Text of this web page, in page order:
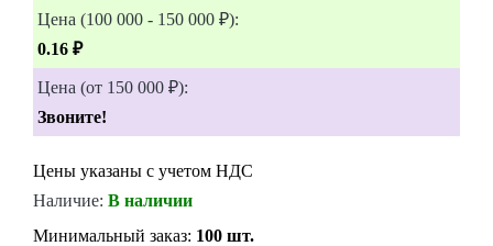
Цена (100 000 - 150 000 ₽):
0.16 ₽
Цена (от 150 000 ₽):
Звоните!
Цены указаны с учетом НДС
Наличие: В наличии
Минимальный заказ: 100 шт.